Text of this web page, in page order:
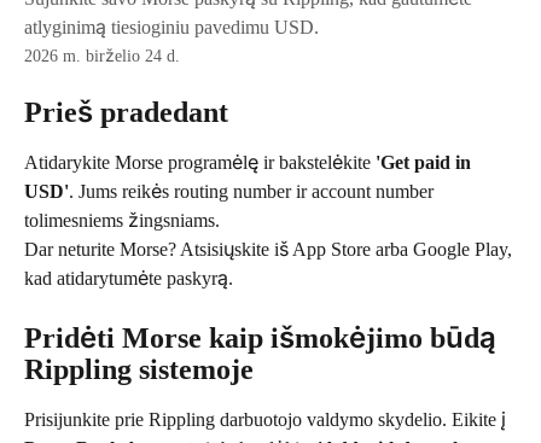
atlyginimą tiesioginiu pavedimu USD.
2026 m. birželio 24 d.
Prieš pradedant
Atidarykite Morse programėlę ir bakstelėkite 'Get paid in
USD'. Jums reikės routing number ir account number
tolimesniems žingsniams.
Dar neturite Morse? Atsisiųskite iš App Store arba Google Play,
kad atidarytumėte paskyrą.
Pridėti Morse kaip išmokėjimo būdą
Rippling sistemoje
Prisijunkite prie Rippling darbuotojo valdymo skydelio. Eikite į